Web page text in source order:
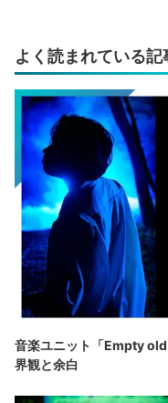
よく読まれている記
音楽ユニット「Empty
界観と余白